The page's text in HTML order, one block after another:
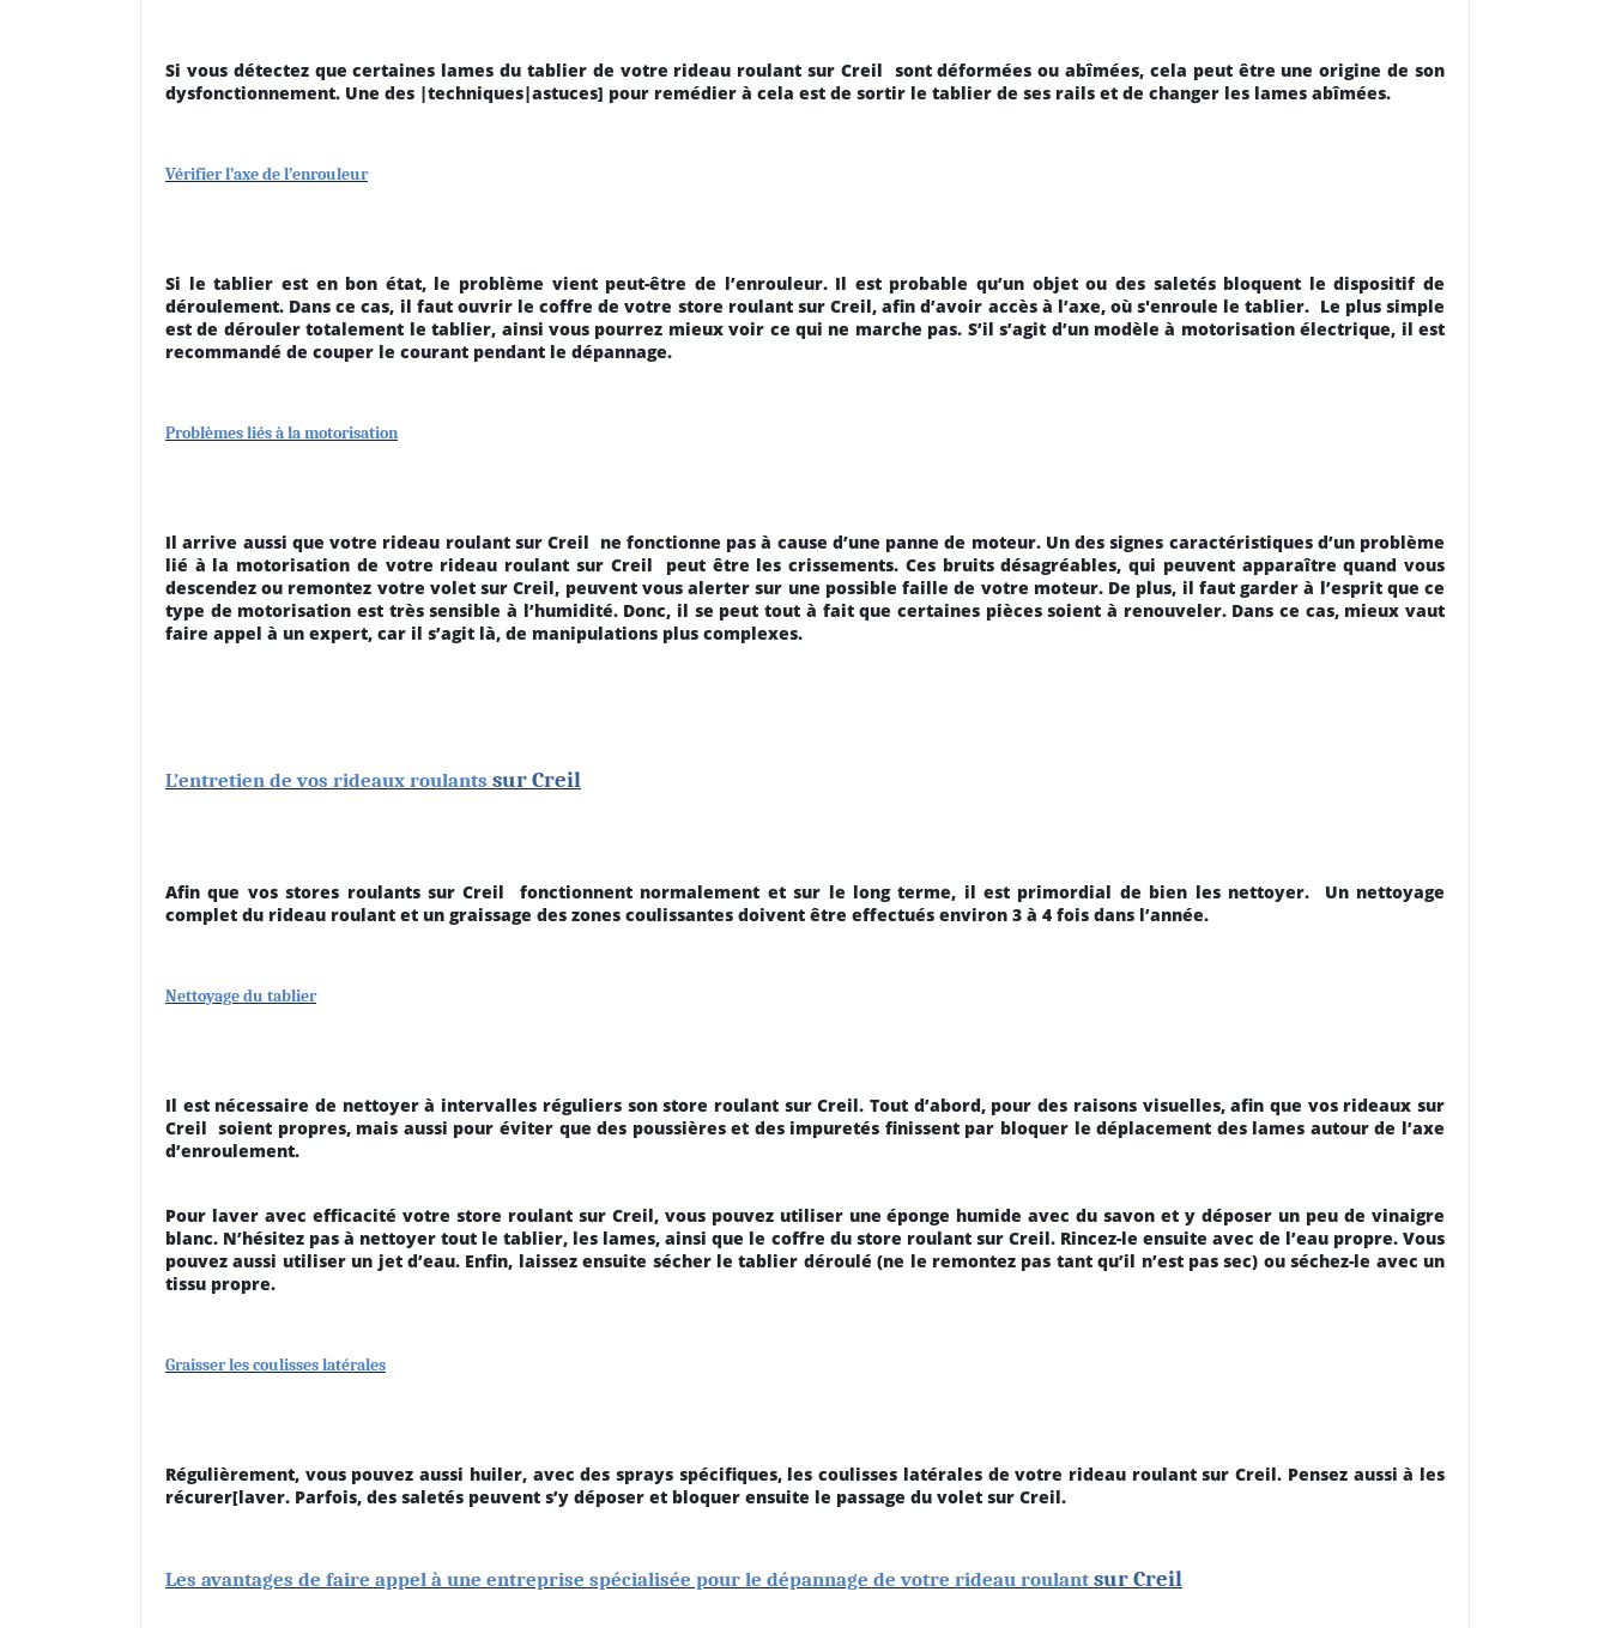
Si vous détectez que certaines lames du tablier de votre rideau roulant sur Creil sont déformées ou abîmées, cela peut être une origine de son
dysfonctionnement. Une des |techniques|astuces] pour remédier à cela est de sortir le tablier de ses rails et de changer les lames abîmées.
Vérifier l’axe de l’enrouleur
Si le tablier est en bon état, le problème vient peut-être de l’enrouleur. Il est probable qu’un objet ou des saletés bloquent le dispositif de
déroulement. Dans ce cas, il faut ouvrir le coffre de votre store roulant sur Creil, afin d’avoir accès à l’axe, où s'enroule le tablier. Le plus simple
est de dérouler totalement le tablier, ainsi vous pourrez mieux voir ce qui ne marche pas. S’il s’agit d’un modèle à motorisation électrique, il est
recommandé de couper le courant pendant le dépannage.
Problèmes liés à la motorisation
Il arrive aussi que votre rideau roulant sur Creil ne fonctionne pas à cause d’une panne de moteur. Un des signes caractéristiques d’un problème
lié à la motorisation de votre rideau roulant sur Creil
peut être les crissements. Ces bruits désagréables, qui peuvent apparaître quand vous
descendez ou remontez votre volet sur Creil, peuvent vous alerter sur une possible faille de votre moteur. De plus, il faut garder à l’esprit que ce
type de motorisation est très sensible à l’humidité. Donc, il se peut tout à fait que certaines pièces soient à renouveler. Dans ce cas, mieux vaut
faire appel à un expert, car il s’agit là, de manipulations plus complexes.
L’entretien de vos rideaux roulants sur Creil
Afin que vos stores roulants sur Creil
fonctionnent normalement et sur le long terme, il est primordial de bien les nettoyer. Un nettoyage
complet du rideau roulant et un graissage des zones coulissantes doivent être effectués environ 3 à 4 fois dans l’année.
Nettoyage du tablier
Il est nécessaire de nettoyer à intervalles réguliers son store roulant sur Creil. Tout d’abord, pour des raisons visuelles, afin que vos rideaux sur
Creil soient propres, mais aussi pour éviter que des poussières et des impuretés finissent par bloquer le déplacement des lames autour de l’axe
d’enroulement.
Pour laver avec efficacité votre store roulant sur Creil, vous pouvez utiliser une éponge humide avec du savon et y déposer un peu de vinaigre
blanc. N’hésitez pas à nettoyer tout le tablier, les lames, ainsi que le coffre du store roulant sur Creil. Rincez-le ensuite avec de l’eau propre. Vous
pouvez aussi utiliser un jet d’eau. Enfin, laissez ensuite sécher le tablier déroulé (ne le remontez pas tant qu’il n’est pas sec) ou séchez-le avec un
tissu propre.
Graisser les coulisses latérales
Régulièrement, vous pouvez aussi huiler, avec des sprays spécifiques, les coulisses latérales de votre rideau roulant sur Creil. Pensez aussi à les
récurer[laver. Parfois, des saletés peuvent s’y déposer et bloquer ensuite le passage du volet sur Creil.
Les avantages de faire appel à une entreprise spécialisée pour le dépannage de votre rideau roulant sur Creil